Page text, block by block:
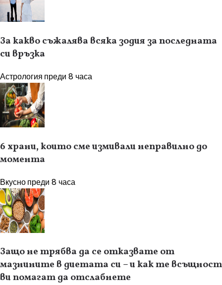
За какво съжалява всяка зодия за последната
си връзка
Астрология преди 8 часа
6 храни, които сме измивали неправилно до
момента
Вкуснопреди 8 часа
Защо не трябва да се отказвате от
мазнините в диетата си – и как те всъщност
ви помагат да отслабнете